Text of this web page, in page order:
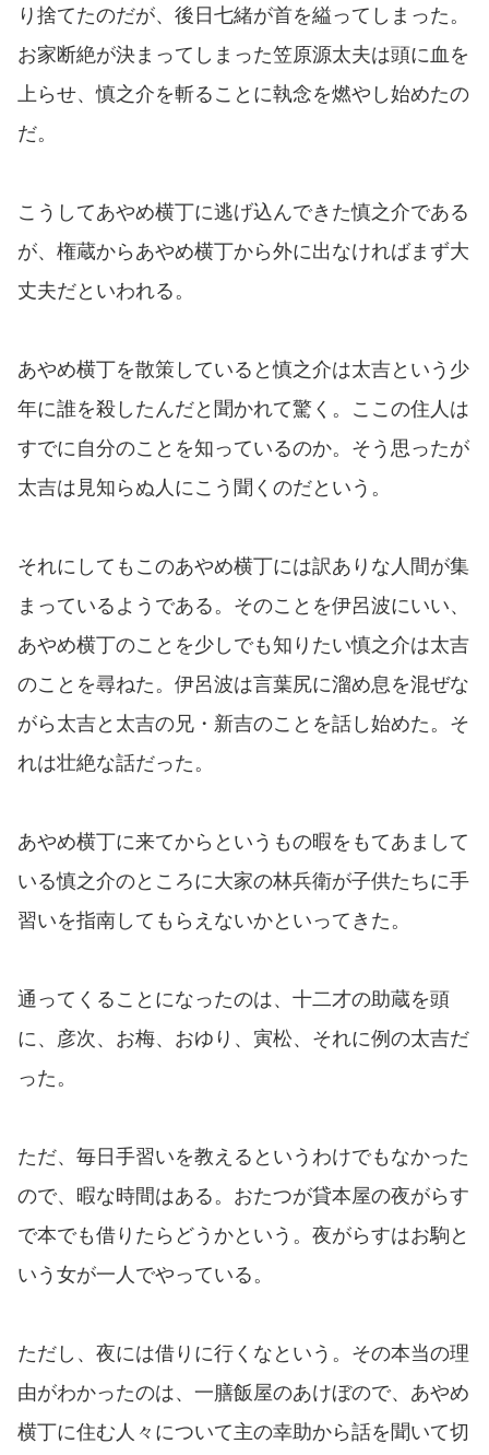
り捨てたのだが、後日七緒が首を縊ってしまった。
お家断絶が決まってしまった笠原源太夫は頭に血を
上らせ、慎之介を斬ることに執念を燃やし始めたの
だ。
こうしてあやめ横丁に逃げ込んできた慎之介である
が、権蔵からあやめ横丁から外に出なければまず大
丈夫だといわれる。
あやめ横丁を散策していると慎之介は太吉という少
年に誰を殺したんだと聞かれて驚く。ここの住人は
すでに自分のことを知っているのか。そう思ったが
太吉は見知らぬ人にこう聞くのだという。
それにしてもこのあやめ横丁には訳ありな人間が集
まっているようである。そのことを伊呂波にいい、
あやめ横丁のことを少しでも知りたい慎之介は太吉
のことを尋ねた。伊呂波は言葉尻に溜め息を混ぜな
がら太吉と太吉の兄・新吉のことを話し始めた。そ
れは壮絶な話だった。
あやめ横丁に来てからというもの暇をもてあまして
いる慎之介のところに大家の林兵衛が子供たちに手
習いを指南してもらえないかといってきた。
通ってくることになったのは、十二才の助蔵を頭
に、彦次、お梅、おゆり、寅松、それに例の太吉だ
った。
ただ、毎日手習いを教えるというわけでもなかった
ので、暇な時間はある。おたつが貸本屋の夜がらす
で本でも借りたらどうかという。夜がらすはお駒と
いう女が一人でやっている。
ただし、夜には借りに行くなという。その本当の理
由がわかったのは、一膳飯屋のあけぼので、あやめ
横丁に住む人々について主の幸助から話を聞いて切